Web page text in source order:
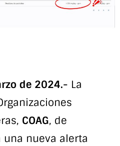
de 2024.- La
COAG, de
una nueva alerta